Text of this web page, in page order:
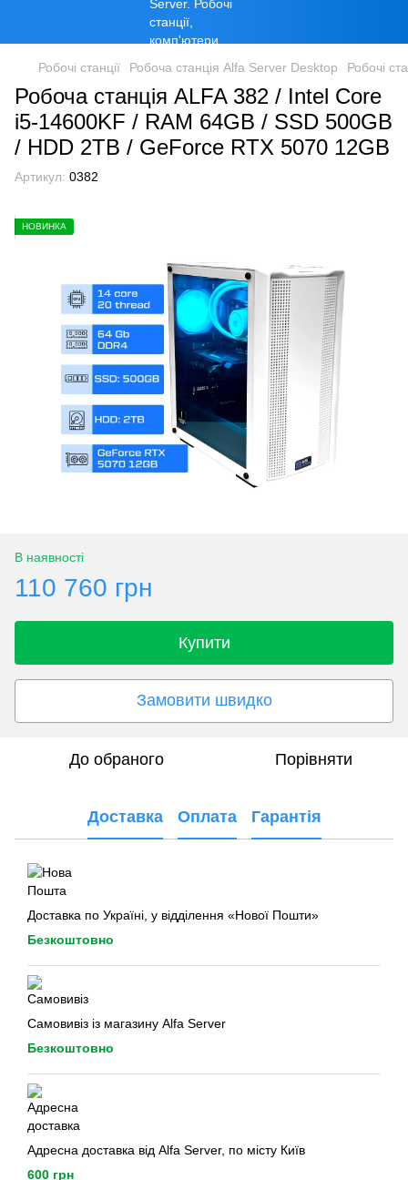
Робочі станції Робоча станція Alfa Server Desktop Робочі
Робоча станція ALFA 382 / Intel Core
i5-14600KF / RAM 64GB / SSD 500GB
/ HDD 2TB / GeForce RTX 5070 12GB
Артикул: 0382
НОВИНКА
В наявності
110 760 грн
Купити
Замовити швидко
До обраного Порівняти
Доставка Оплата Гарантія
Доставка по Україні, у відділення «Нової Пошти»
Безкоштовно
Самовивіз із магазину Alfa Server
Безкоштовно
Адресна доставка від Alfa Server, по місту Київ
600 грн